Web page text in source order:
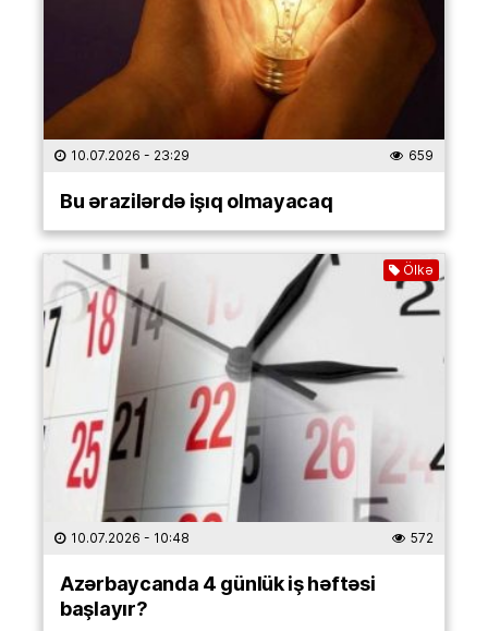
10.07.2026 - 23:29 659
Bu ərazilərdə işıq olmayacaq
Ölkə
10.07.2026 - 10:48 572
Azərbaycanda 4 günlük iş həftəsi
başlayır?